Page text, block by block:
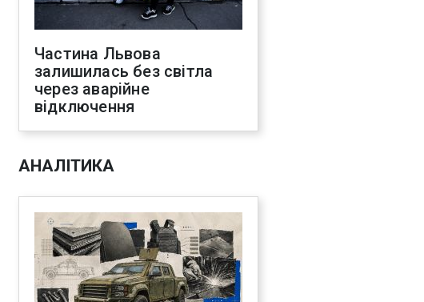
Частина Львова
залишилась без світла
через аварійне
відключення
АНАЛІТИКА